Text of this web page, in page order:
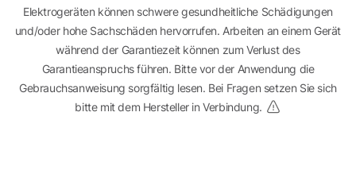
Elektrogeräten können schwere gesundheitliche Schädigungen
und/oder hohe Sachschäden hervorrufen. Arbeiten an einem Gerät
während der Garantiezeit können zum Verlust des
Garantieanspruchs führen. Bitte vor der Anwendung die
Gebrauchsanweisung sorgfältig lesen. Bei Fragen setzen Sie sich
bitte mit dem Hersteller in Verbindung.